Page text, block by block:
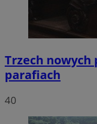
Trzech nowych
parafiach
40